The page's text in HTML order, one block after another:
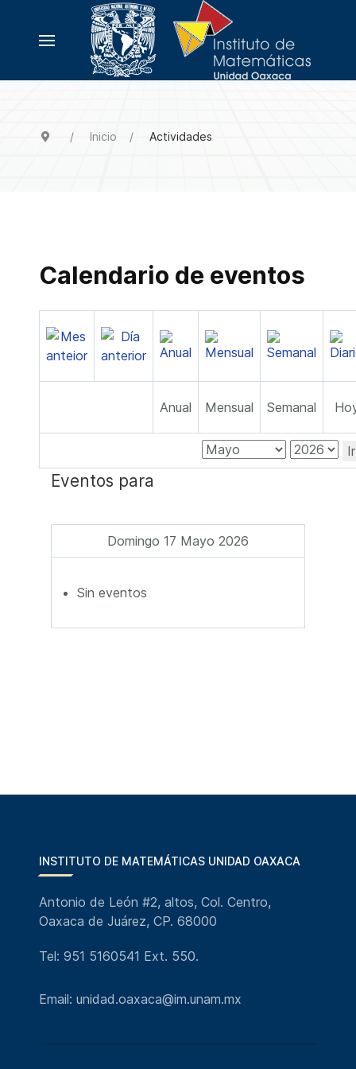
Inicio Actividades
Calendario de eventos
Anual Mensual Semanal
Eventos para
Domingo 17 Mayo 2026
Sin eventos
INSTITUTO DE MATEMÁTICAS UNIDAD OAXACA
Antonio de León #2, altos, Col. Centro,
Oaxaca de Juárez, CP. 68000
Tel: 951 5160541 Ext. 550.
Email: unidad.oaxaca@im.unam.mx